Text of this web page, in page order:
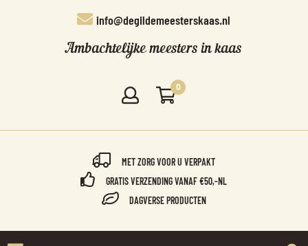
info@degildemeesterskaas.nl
Ambachtelijke meesters in kaas
0
MET ZORG VOOR U VERPAKT
GRATIS VERZENDING VANAF €50,-NL
DAGVERSE PRODUCTEN